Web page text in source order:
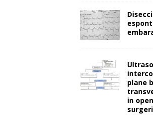
plane
in